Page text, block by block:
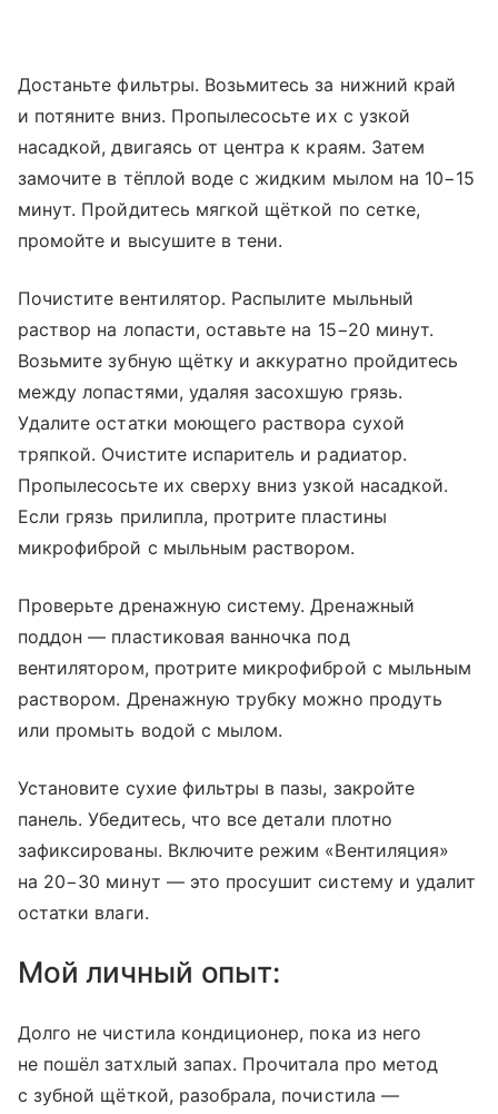
Достаньте фильтры. Возьмитесь за нижний край
и потяните вниз. Пропылесосьте их с узкой
насадкой, двигаясь от центра к краям. Затем
замочите в тёплой воде с жидким мылом на 10−15
минут. Пройдитесь мягкой щёткой по сетке,
промойте и высушите в тени.
Почистите вентилятор. Распылите мыльный
раствор на лопасти, оставьте на 15−20 минут.
Возьмите зубную щётку и аккуратно пройдитесь
между лопастями, удаляя засохшую грязь.
Удалите остатки моющего раствора сухой
тряпкой. Очистите испаритель и радиатор.
Пропылесосьте их сверху вниз узкой насадкой.
Если грязь прилипла, протрите пластины
микрофиброй с мыльным раствором.
Проверьте дренажную систему. Дренажный
поддон — пластиковая ванночка под
вентилятором, протрите микрофиброй с мыльным
раствором. Дренажную трубку можно продуть
или промыть водой с мылом.
Установите сухие фильтры в пазы, закройте
панель. Убедитесь, что все детали плотно
зафиксированы. Включите режим «Вентиляция»
на 20−30 минут — это просушит систему и удалит
остатки влаги.
Мой личный опыт:
Долго не чистила кондиционер, пока из него
не пошёл затхлый запах. Прочитала про метод
с зубной щёткой, разобрала, почистила —